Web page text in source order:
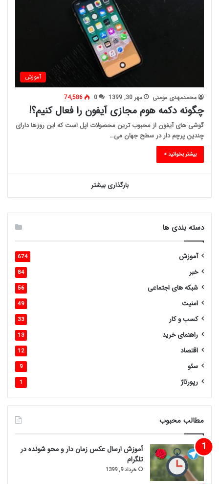
آموزش
محمدمهدی مومنی مهر 30, 1399 0
74,586
چگونه دکمه هوم مجازی آیفون را فعال کنیم؟!
گوشی های آیفون از محبوب ترین محصولات اپل است که این روزها دارای
چندین پرچم دار در سطح جهان می…
بیشتر بخوانید »
بارگذاری بیشتر
دسته بندی ها
آموزش 674
خبر 84
شبکه های اجتماعی 56
امنیت 49
کسب و کار 33
راهنمای خرید 13
اقتصاد 12
سئو 9
رپورتاژ 1
مطالب محبوب
آموزش ارسال عکس زمان دار و محو شونده در
تلگرام
خرداد 9, 1399